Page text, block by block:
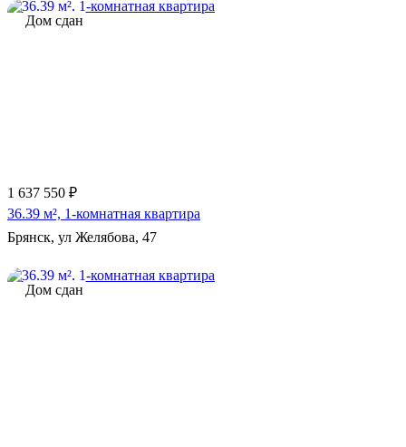
Дом сдан
1 637 550 ₽
36.39 м², 1-комнатная квартира
Брянск, ул Желябова, 47
Дом сдан